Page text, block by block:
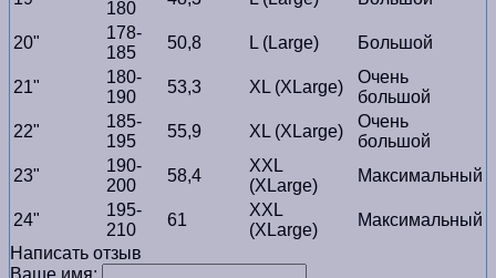
180
20"
178-
185
50,8 L (Large) Большой
21"
180-
190
53,3 XL (XLarge)
Очень
большой
22"
185-
195
55,9 XL (XLarge)
Очень
большой
23"
190-
200
58,4
XXL
(XLarge)
Максимальный
24"
195-
210
61
XXL
(XLarge)
Максимальный
Написать отзыв